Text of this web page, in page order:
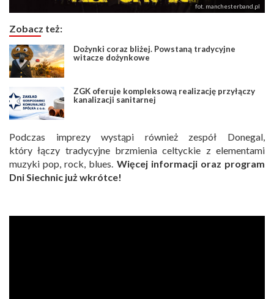
fot. manchesterband.pl
Zobacz też:
Dożynki coraz bliżej. Powstaną tradycyjne
witacze dożynkowe
ZGK oferuje kompleksową realizację przyłączy
kanalizacji sanitarnej
Podczas imprezy wystąpi również zespół Donegal,
który łączy tradycyjne brzmienia celtyckie z elementami
muzyki pop, rock, blues. Więcej informacji oraz program
Dni Siechnic już wkrótce!